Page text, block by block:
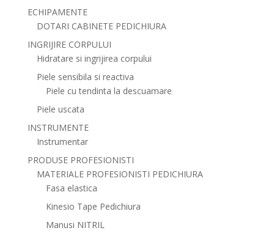
ECHIPAMENTE
DOTARI CABINETE PEDICHIURA
INGRIJIRE CORPULUI
Hidratare si ingrijirea corpului
Piele sensibila si reactiva
Piele cu tendinta la descuamare
Piele uscata
INSTRUMENTE
Instrumentar
PRODUSE PROFESIONISTI
MATERIALE PROFESIONISTI PEDICHIURA
Fasa elastica
Kinesio Tape Pedichiura
Manusi NITRIL